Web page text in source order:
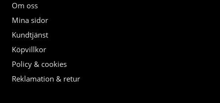
Om oss
Mina sidor
Kundtjänst
Köpvillkor
Policy & cookies
Reklamation & retur